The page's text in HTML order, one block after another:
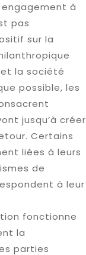
à
pas
sur la
la société
possible, les
jusqu’à créer
Certains
liées à leurs
de
à leur
fonctionne
la
parties